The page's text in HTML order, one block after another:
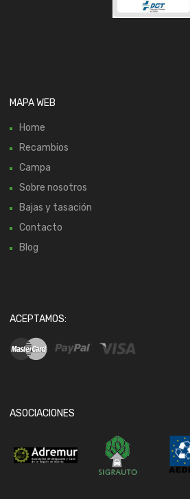
MAPA WEB
Home
Recambios
Campa
Sobre nosotros
Bajas y tasación
Contacto
Blog
ACEPTAMOS:
ASOCIACIONES